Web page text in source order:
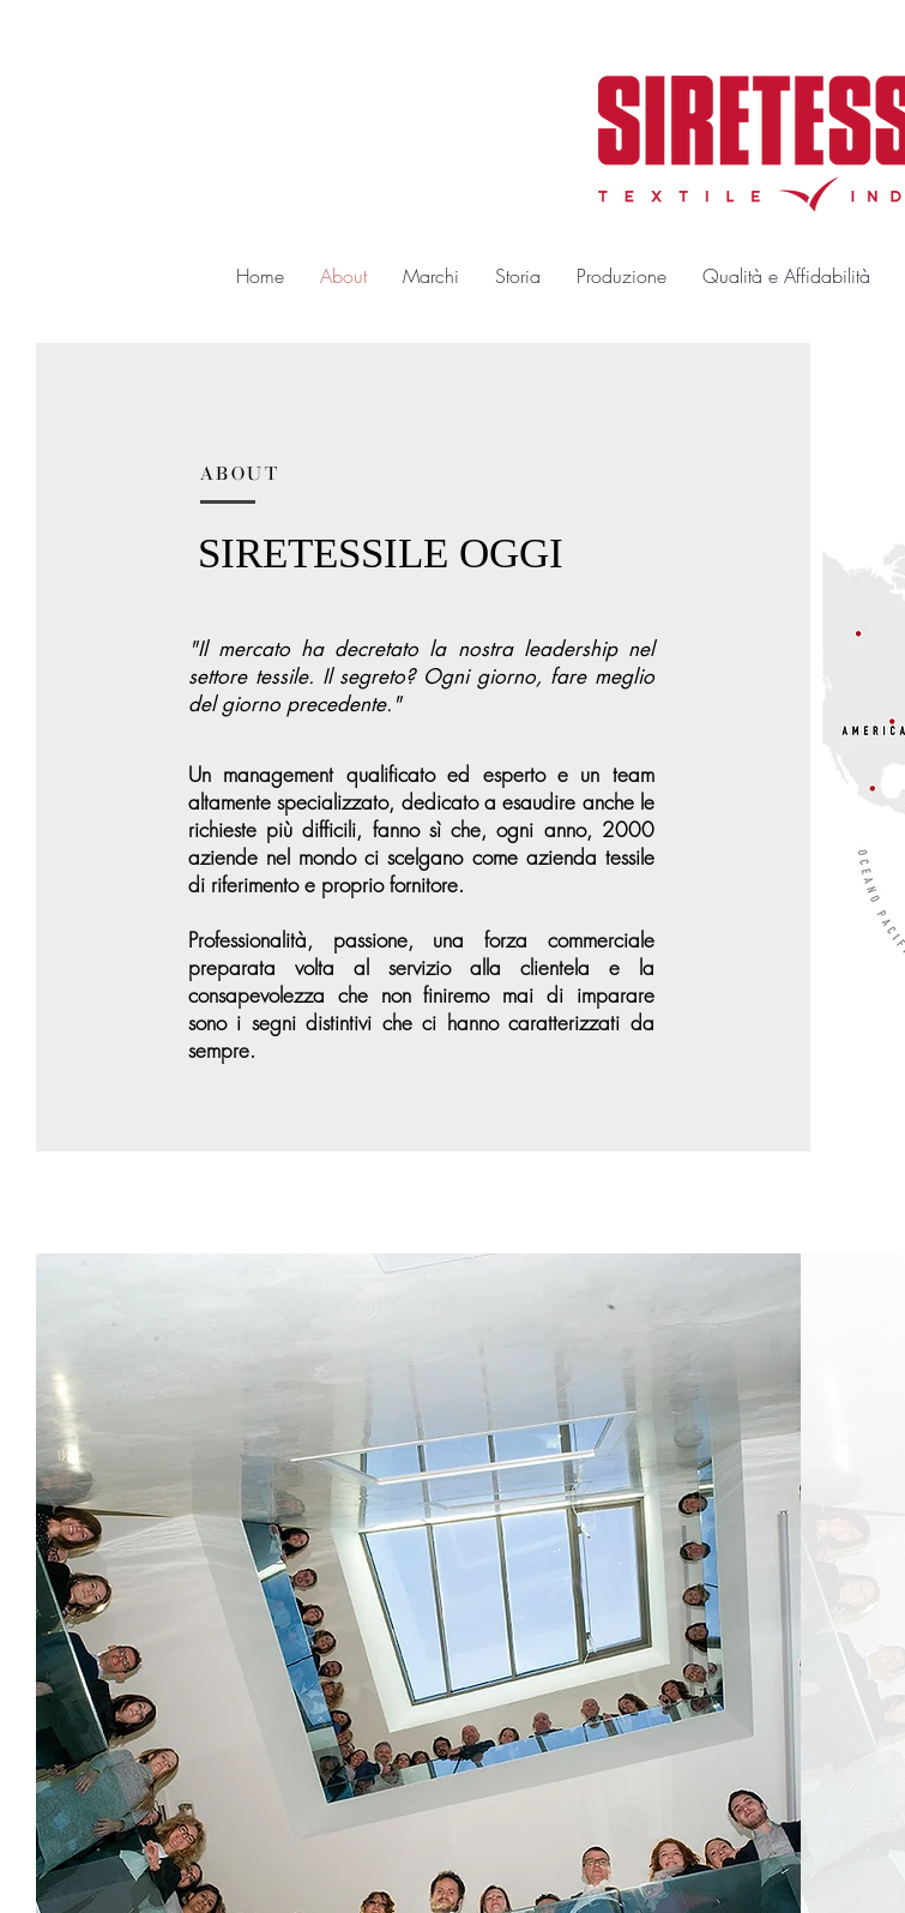
Home About Marchi Storia Produzione Qualità e Affidabilità
ABOUT
SIRETESSILE OGGI
"Il mercato ha decretato la nostra leadership nel
settore tessile. Il segreto? Ogni giorno, fare meglio
del giorno precedente."
Un management qualificato ed esperto e un team
altamente specializzato, dedicato a esaudire anche le
richieste più difficili, fanno sì che, ogni anno, 2000
aziende nel mondo ci scelgano come azienda tessile
di riferimento e proprio fornitore.
Professionalità, passione, una forza commerciale
preparata volta al servizio alla clientela e la
consapevolezza che non finiremo mai di imparare
sono i segni distintivi che ci hanno caratterizzati da
sempre.